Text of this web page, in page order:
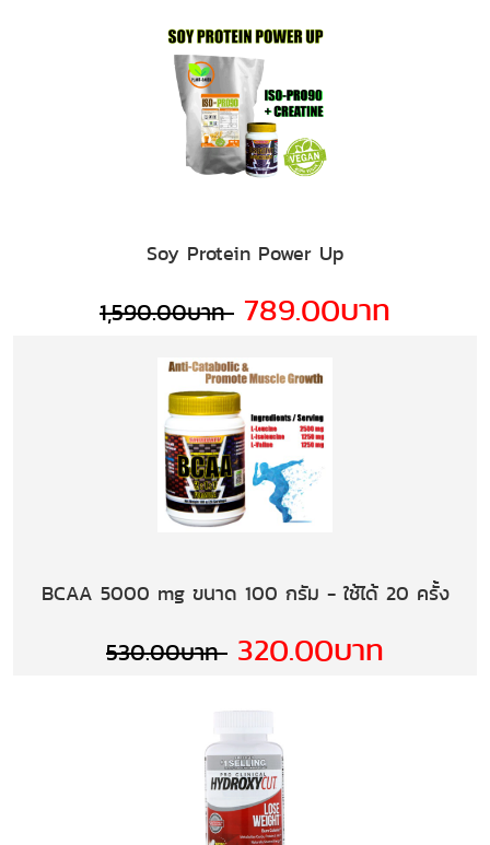
Soy Protein Power Up
1,590.00บาท 789.00บาท
BCAA 5000 mg ขนาด 100 กรัม - ใช้ได้ 20 ครั้ง
530.00บาท 320.00บาท